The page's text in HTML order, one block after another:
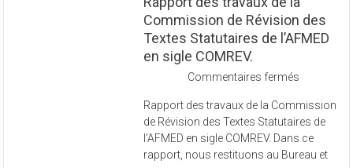
Commission de Révision des
Textes Statutaires de l’AFMED
en sigle COMREV.
Commentaires fermés
des
travaux
de
la
Rapport des travaux de la Commission
de Révision des Textes Statutaires de
l’AFMED en sigle COMREV. Dans ce
rapport, nous restituons au Bureau et